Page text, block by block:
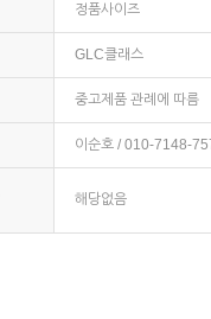
정품사이즈
GLC클래스
중고제품 관례에 따름
이순호 / 010-7148-
해당없음